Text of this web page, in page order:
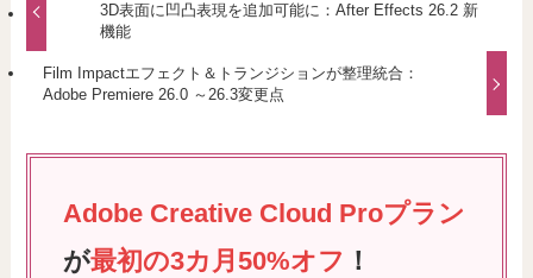
3D表面に凹凸表現を追加可能に：After Effects 26.2 新
機能
Film Impactエフェクト＆トランジションが整理統合：
Adobe Premiere 26.0 ～26.3変更点
Adobe Creative Cloud Proプラン
が最初の3カ月50%オフ ！